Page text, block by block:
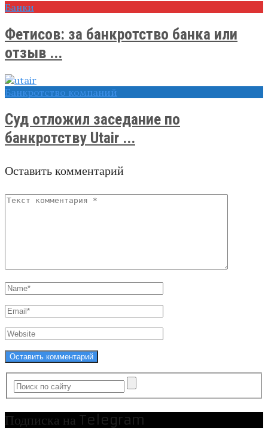
Банки
Фетисов: за банкротство банка или
отзыв ...
Банкротство компаний
Суд отложил заседание по
банкротству Utair ...
Оставить комментарий
Подписка на Telegram